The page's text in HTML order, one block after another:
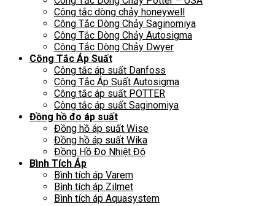
Công tắc dòng chảy honeywell
Công Tắc Dòng Chảy Saginomiya
Công Tắc Dòng Chảy Autosigma
Công Tắc Dòng Chảy Dwyer
Công Tắc Áp Suất
Công tắc áp suất Danfoss
Công Tắc Áp Suất Autosigma
Công tắc áp suất POTTER
Công tắc áp suất Saginomiya
Đồng hồ đo áp suất
Đồng hồ áp suất Wise
Đồng hồ áp suất Wika
Đồng Hồ Đo Nhiệt Độ
Bình Tích Áp
Bình tích áp Varem
Bình tích áp Zilmet
Bình tích áp Aquasystem